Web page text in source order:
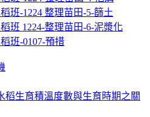
班-1224 整理苗田-5-篩土
班 1224-整理苗田-6-泥漿化
班-0107-預措
稻生育積溫度數與生育時期之關